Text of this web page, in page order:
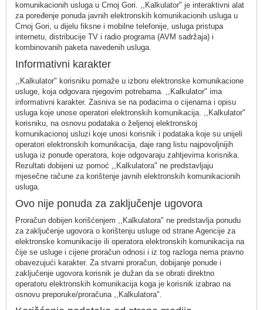
komunikacionih usluga u Crnoj Gori. ,,Kalkulator" je interaktivni alat
za poređenje ponuda javnih elektronskih komunikacionih usluga u
Crnoj Gori, u dijelu fiksne i mobilne telefonije, usluga pristupa
internetu, distribucije TV i radio programa (AVM sadržaja) i
kombinovanih paketa navedenih usluga.
Informativni karakter
,,Kalkulator" korisniku pomaže u izboru elektronske komunikacione
usluge, koja odgovara njegovim potrebama. ,,Kalkulator" ima
informativni karakter. Zasniva se na podacima o cijenama i opisu
usluga koje unose operatori elektronskih komunikacija. ,,Kalkulator"
korisniku, na osnovu podataka o željenoj elektronskoj
komunikacionoj usluzi koje unosi korisnik i podataka koje su unijeli
operatori elektronskih komunikacija, daje rang listu najpovoljnijih
usluga iz ponude operatora, koje odgovaraju zahtjevima korisnika.
Rezultati dobijeni uz pomoć ,,Kalkulatora" ne predstavljaju
mjesečne račune za korištenje javnih elektronskih komunikacionih
usluga.
Ovo nije ponuda za zaključenje ugovora
Proračun dobijen korišćenjem ,,Kalkulatora" ne predstavlja ponudu
za zaključenje ugovora o korištenju usluge od strane Agencije za
elektronske komunikacije ili operatora elektronskih komunikacija na
čije se usluge i cijene proračun odnosi i iz tog razloga nema pravno
obavezujući karakter. Za stvarni proračun, dobijanje ponude i
zaključenje ugovora korisnik je dužan da se obrati direktno
operatoru elektronskih komunikacija koga je korisnik izabrao na
osnovu preporuke/proračuna ,,Kalkulatora".